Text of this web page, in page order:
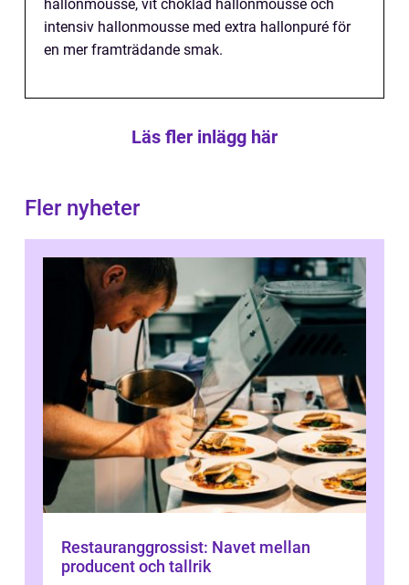
hallonmousse, vit choklad hallonmousse och
intensiv hallonmousse med extra hallonpuré för
en mer framträdande smak.
Läs fler inlägg här
Fler nyheter
Restauranggrossist: Navet mellan
producent och tallrik